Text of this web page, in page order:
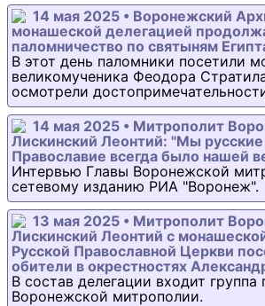
14 мая 2025 • Воронежский
монашеской делегацией
паломничество по святыням
В этот день паломники посетили
великомученика Феодора
осмотрели
14 мая 2025 • Митрополит
Лискинский Леонтий: "Мы
Православие всегда было нашей
Интервью Главы Воронежской
сетевому изданию РИА "Воронеж".
13 мая 2025 • Митрополит
Лискинский Леонтий с
Русской Православной Церкви
обители в окрестностях
В состав делегации входит группа
Воронежской митрополии.